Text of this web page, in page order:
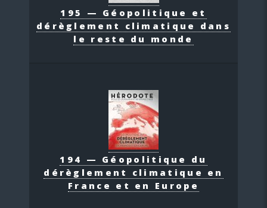
195 — Géopolitique et
dérèglement climatique dans
le reste du monde
194 — Géopolitique du
dérèglement climatique en
France et en Europe